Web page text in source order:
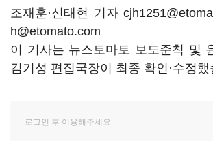
조재훈·신태현 기자
h@etomato.com
이 기사는 뉴스토마토 보도준칙 및
김기성 편집국장이 최종 확인·수정했